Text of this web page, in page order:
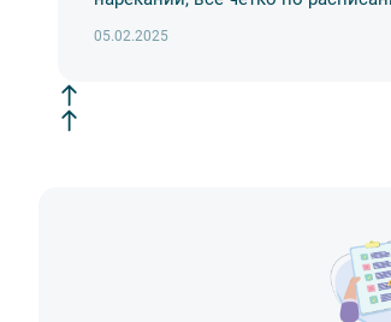
05.02.2025